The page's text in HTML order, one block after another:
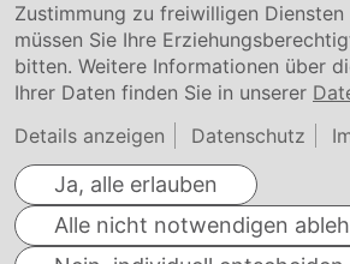
Zustimmung zu freiwilligen
müssen Sie Ihre
bitten. Weitere Informationen über
Ihrer Daten finden Sie in unserer
Details anzeigen
Datenschutz
Ja, alle erlauben
Alle nicht notwendigen